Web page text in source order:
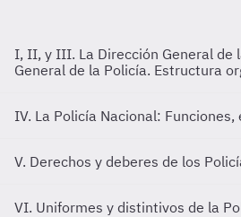
I, II, y III. La Dirección General de
General de la Policía. Estructura
IV. La Policía Nacional:
V. Derechos y deberes de los
VI. Uniformes y distintivos de la